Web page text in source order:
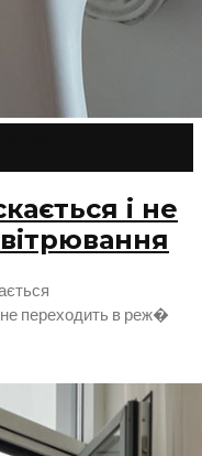
і не
не переходить в реж�